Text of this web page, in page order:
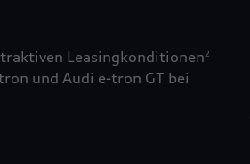
Leasingkonditionen2
und Audi e-tron GT bei